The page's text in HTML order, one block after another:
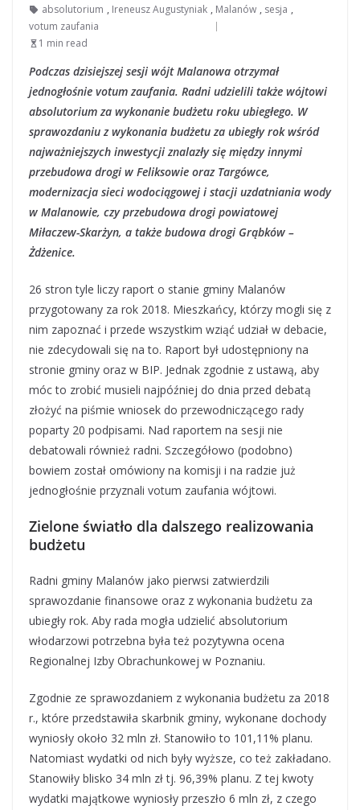
absolutorium , Ireneusz Augustyniak , Malanów , sesja ,
votum zaufania
1 min read
Podczas dzisiejszej sesji wójt Malanowa otrzymał
jednogłośnie votum zaufania. Radni udzielili także wójtowi
absolutorium za wykonanie budżetu roku ubiegłego. W
sprawozdaniu z wykonania budżetu za ubiegły rok wśród
najważniejszych inwestycji znalazły się między innymi
przebudowa drogi w Feliksowie oraz Targówce,
modernizacja sieci wodociągowej i stacji uzdatniania wody
w Malanowie, czy przebudowa drogi powiatowej
Miłaczew-Skarżyn, a także budowa drogi Grąbków –
Żdżenice.
26 stron tyle liczy raport o stanie gminy Malanów
przygotowany za rok 2018. Mieszkańcy, którzy mogli się z
nim zapoznać i przede wszystkim wziąć udział w debacie,
nie zdecydowali się na to. Raport był udostępniony na
stronie gminy oraz w BIP. Jednak zgodnie z ustawą, aby
móc to zrobić musieli najpóźniej do dnia przed debatą
złożyć na piśmie wniosek do przewodniczącego rady
poparty 20 podpisami. Nad raportem na sesji nie
debatowali również radni. Szczegółowo (podobno)
bowiem został omówiony na komisji i na radzie już
jednogłośnie przyznali votum zaufania wójtowi.
Zielone światło dla dalszego realizowania
budżetu
Radni gminy Malanów jako pierwsi zatwierdzili
sprawozdanie finansowe oraz z wykonania budżetu za
ubiegły rok. Aby rada mogła udzielić absolutorium
włodarzowi potrzebna była też pozytywna ocena
Regionalnej Izby Obrachunkowej w Poznaniu.
Zgodnie ze sprawozdaniem z wykonania budżetu za 2018
r., które przedstawiła skarbnik gminy, wykonane dochody
wyniosły około 32 mln zł. Stanowiło to 101,11% planu.
Natomiast wydatki od nich były wyższe, co też zakładano.
Stanowiły blisko 34 mln zł tj. 96,39% planu. Z tej kwoty
wydatki majątkowe wyniosły przeszło 6 mln zł, z czego